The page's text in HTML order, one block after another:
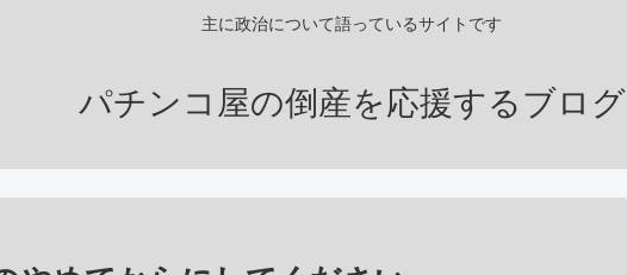
主に政治について語っているサイトです
パチンコ屋の倒産を応援するブログ